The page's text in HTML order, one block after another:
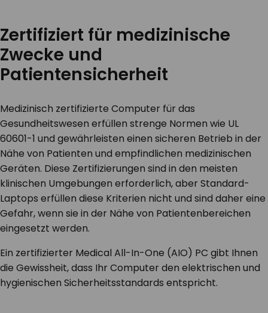
Zertifiziert für medizinische
Zwecke und
Patientensicherheit
Medizinisch zertifizierte Computer für das
Gesundheitswesen erfüllen strenge Normen wie UL
60601-1 und gewährleisten einen sicheren Betrieb in der
Nähe von Patienten und empfindlichen medizinischen
Geräten. Diese Zertifizierungen sind in den meisten
klinischen Umgebungen erforderlich, aber Standard-
Laptops erfüllen diese Kriterien nicht und sind daher eine
Gefahr, wenn sie in der Nähe von Patientenbereichen
eingesetzt werden.
Ein zertifizierter Medical All-In-One (AIO) PC gibt Ihnen
die Gewissheit, dass Ihr Computer den elektrischen und
hygienischen Sicherheitsstandards entspricht.